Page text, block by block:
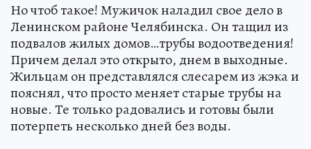
Но чтоб такое! Мужичок наладил свое дело в
Ленинском районе Челябинска. Он тащил из
подвалов жилых домов…трубы водоотведения!
Причем делал это открыто, днем в выходные.
Жильцам он представлялся слесарем из жэка и
пояснял, что просто меняет старые трубы на
новые. Те только радовались и готовы были
потерпеть несколько дней без воды.